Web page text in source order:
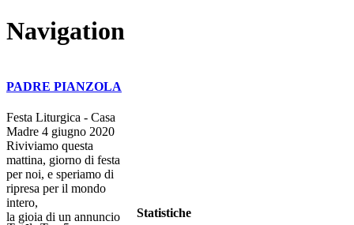
Navigation
PADRE PIANZOLA
Festa Liturgica - Casa
Madre 4 giugno 2020
Riviviamo questa
mattina, giorno di festa
per noi, e speriamo di
ripresa per il mondo
intero,
la gioia di un annuncio
Statistiche